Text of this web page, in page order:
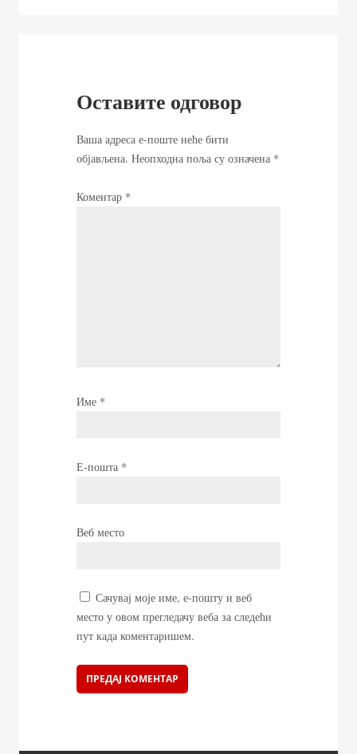
Оставите одговор
Ваша адреса е-поште неће бити
објављена. Неопходна поља су означена *
Коментар *
Име *
Е-пошта *
Веб место
Сачувај моје име, е-пошту и веб
место у овом прегледачу веба за следећи
пут када коментаришем.